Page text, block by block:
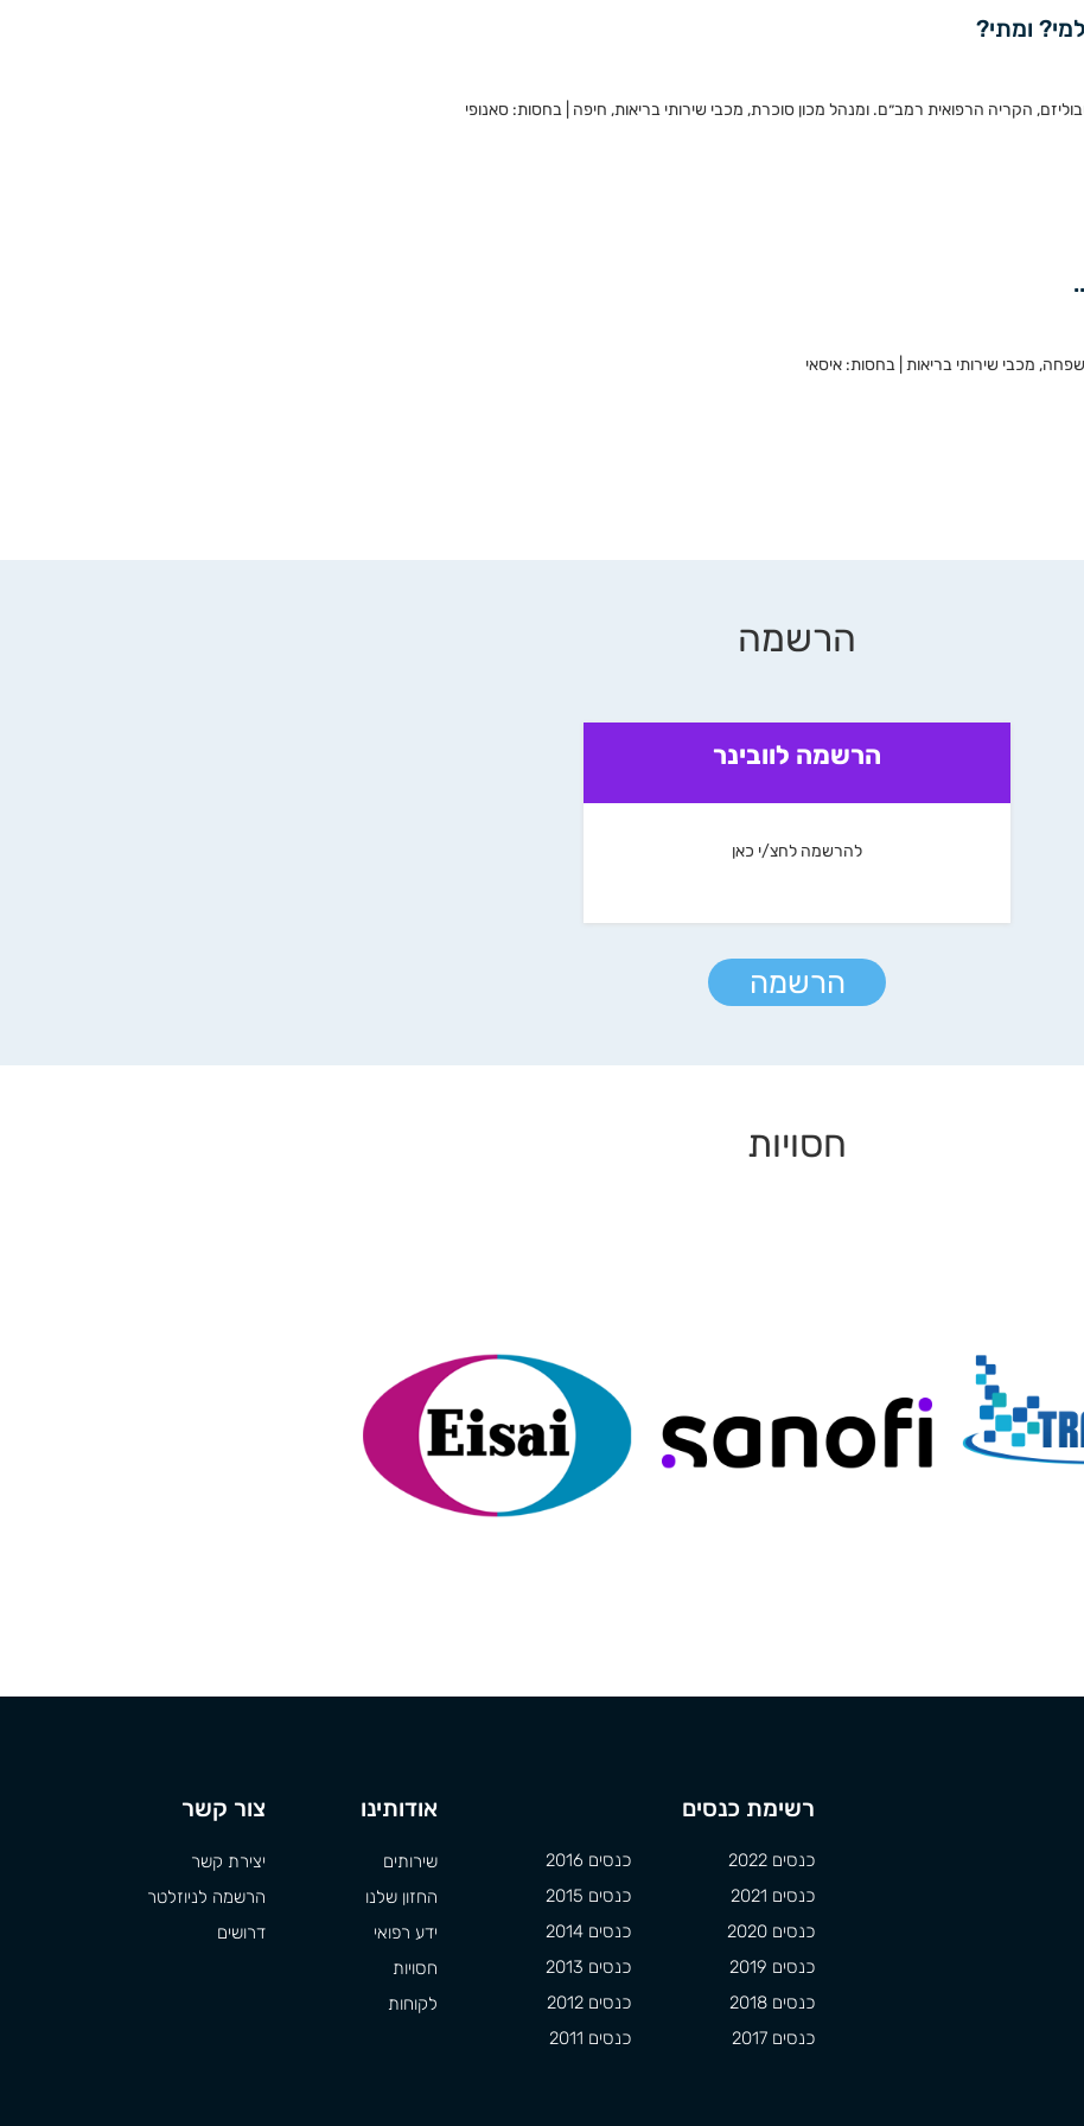
ומתי?
הקריה הרפואית רמב״ם. ומנהל מכון סוכרת, מכבי שירותי בריאות, חיפה | בחסות: סאנופי
מכבי שירותי בריאות | בחסות: איסאי
הרשמה
הרשמה לוובינר
להרשמה לחצ/י כאן
הרשמה
חסויות
רשימת כנסים
כנסים 2022
כנסים 2021
כנסים 2020
כנסים 2019
כנסים 2018
כנסים 2017
כנסים 2016
כנסים 2015
כנסים 2014
כנסים 2013
כנסים 2012
כנסים 2011
אודותינו
שירותים
החזון שלנו
ידע רפואי
חסויות
לקוחות
צור קשר
יצירת קשר
הרשמה לניוזלטר
דרושים